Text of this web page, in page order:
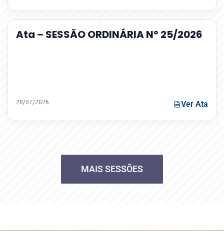
Ata – SESSÃO ORDINÁRIA Nº 25/2026
20/07/2026 Ver Ata
MAIS SESSÕES